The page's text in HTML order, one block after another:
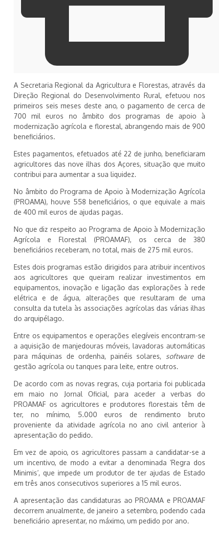
A Secretaria Regional da Agricultura e Florestas, através da
Direção Regional do Desenvolvimento Rural, efetuou nos
primeiros seis meses deste ano, o pagamento de cerca de
700 mil euros no âmbito dos programas de apoio à
modernização agrícola e florestal, abrangendo mais de 900
beneficiários.
Estes pagamentos, efetuados até 22 de junho, beneficiaram
agricultores das nove ilhas dos Açores, situação que muito
contribui para aumentar a sua liquidez.
No âmbito do Programa de Apoio à Modernização Agrícola
(PROAMA), houve 558 beneficiários, o que equivale a mais
de 400 mil euros de ajudas pagas.
No que diz respeito ao Programa de Apoio à Modernização
Agrícola e Florestal (PROAMAF), os cerca de 380
beneficiários receberam, no total, mais de 275 mil euros.
Estes dois programas estão dirigidos para atribuir incentivos
aos agricultores que queiram realizar investimentos em
equipamentos, inovação e ligação das explorações à rede
elétrica e de água, alterações que resultaram de uma
consulta da tutela às associações agrícolas das várias ilhas
do arquipélago.
Entre os equipamentos e operações elegíveis encontram-se
a aquisição de manjedouras móveis, lavadoras automáticas
para máquinas de ordenha, painéis solares, softwarede
gestão agrícola ou tanques para leite, entre outros.
De acordo com as novas regras, cuja portaria foi publicada
em maio no Jornal Oficial, para aceder a verbas do
PROAMAF os agricultores e produtores florestais têm de
ter, no mínimo, 5.000 euros de rendimento bruto
proveniente da atividade agrícola no ano civil anterior à
apresentação do pedido.
Em vez de apoio, os agricultores passam a candidatar-se a
um incentivo, de modo a evitar a denominada ‘Regra dos
Minimis’, que impede um produtor de ter ajudas de Estado
em três anos consecutivos superiores a 15 mil euros.
A apresentação das candidaturas ao PROAMA e PROAMAF
decorrem anualmente, de janeiro a setembro, podendo cada
beneficiário apresentar, no máximo, um pedido por ano.